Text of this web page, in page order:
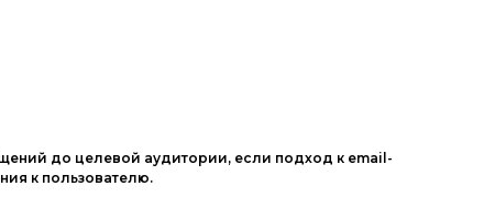
до целевой аудитории, если подход к email-
к пользователю.